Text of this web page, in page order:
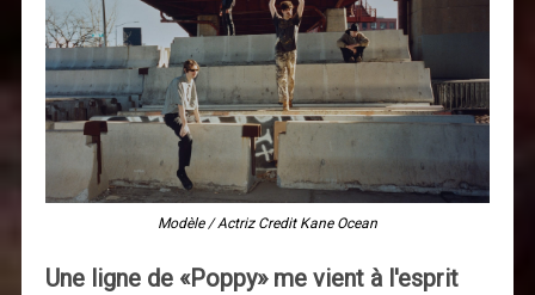
Modèle / Actriz Credit Kane Ocean
Une ligne de «Poppy» me vient à l'esprit